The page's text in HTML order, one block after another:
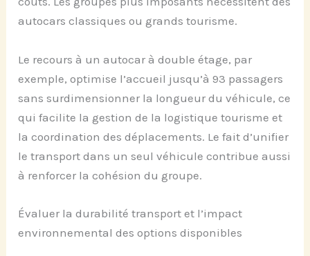
autocars classiques ou grands tourisme.
Le recours à un autocar à double étage, par
exemple, optimise l’accueil jusqu’à 93 passagers
sans surdimensionner la longueur du véhicule, ce
qui facilite la gestion de la logistique tourisme et
la coordination des déplacements. Le fait d’unifier
le transport dans un seul véhicule contribue aussi
à renforcer la cohésion du groupe.
Évaluer la durabilité transport et l’impact
environnemental des options disponibles